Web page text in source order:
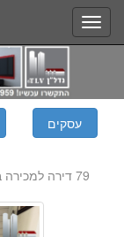
Toggle
navigation
79 דירה למכירה בתל אביב